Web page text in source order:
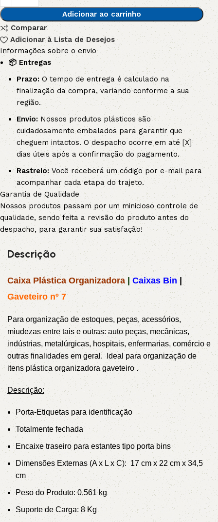
Adicionar ao carrinho
Comparar
Adicionar à Lista de Desejos
Informações sobre o envio
📦 Entregas
Prazo: O tempo de entrega é calculado na
finalização da compra, variando conforme a sua
região.
Envio:Nossos produtos plásticos são
cuidadosamente embalados para garantir que
cheguem intactos. O despacho ocorre em até [X]
dias úteis após a confirmação do pagamento.
Rastreio:Você receberá um código por e-mail para
acompanhar cada etapa do trajeto.
Garantia de Qualidade
Nossos produtos passam por um minicioso controle de
qualidade, sendo feita a revisão do produto antes do
despacho, para garantir sua satisfação!
Descrição
Caixa Plástica Organizadora | Caixas Bin
Gaveteiro nº 7
Para organização de estoques, peças, acessórios,
miudezas entre tais e outras: auto peças, mecânicas,
indústrias, metalúrgicas, hospitais, enfermarias, comércio e
outras finalidades em geral.Ideal para organização de
itens plástica organizadora gaveteiro .
Descrição:
Porta-Etiquetas para identificação
Totalmente fechada
Encaixe traseiro para estantes tipo porta bins
Dimensões Externas (A x L x C): 17 cm x 22 cm x 34,5
cm
Peso do Produto: 0,561 kg
Suporte de Carga: 8 Kg